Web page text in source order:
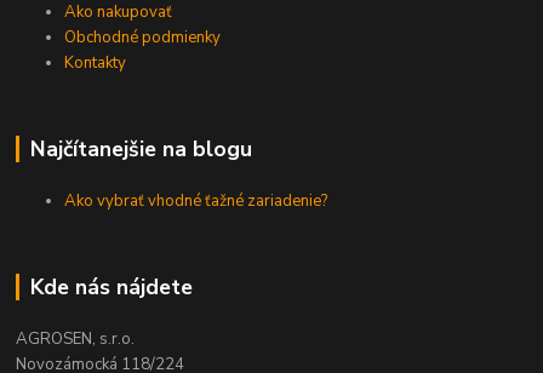
Ako nakupovať
Obchodné podmienky
Kontakty
Najčítanejšie na blogu
Ako vybrať vhodné ťažné zariadenie?
Kde nás nájdete
AGROSEN, s.r.o.
Novozámocká 118/224